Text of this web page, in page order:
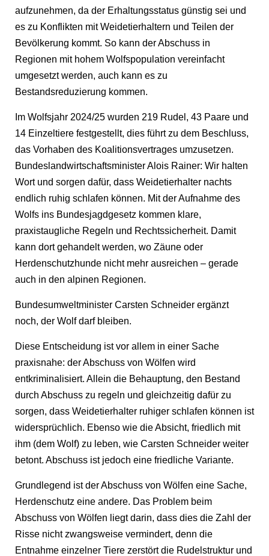
aufzunehmen, da der Erhaltungsstatus günstig sei und
es zu Konflikten mit Weidetierhaltern und Teilen der
Bevölkerung kommt. So kann der Abschuss in
Regionen mit hohem Wolfspopulation vereinfacht
umgesetzt werden, auch kann es zu
Bestandsreduzierung kommen.
Im Wolfsjahr 2024/25 wurden 219 Rudel, 43 Paare und
14 Einzeltiere festgestellt, dies führt zu dem Beschluss,
das Vorhaben des Koalitionsvertrages umzusetzen.
Bundeslandwirtschaftsminister Alois Rainer: Wir halten
Wort und sorgen dafür, dass Weidetierhalter nachts
endlich ruhig schlafen können. Mit der Aufnahme des
Wolfs ins Bundesjagdgesetz kommen klare,
praxistaugliche Regeln und Rechtssicherheit. Damit
kann dort gehandelt werden, wo Zäune oder
Herdenschutzhunde nicht mehr ausreichen – gerade
auch in den alpinen Regionen.
Bundesumweltminister Carsten Schneider ergänzt
noch, der Wolf darf bleiben.
Diese Entscheidung ist vor allem in einer Sache
praxisnahe: der Abschuss von Wölfen wird
entkriminalisiert. Allein die Behauptung, den Bestand
durch Abschuss zu regeln und gleichzeitig dafür zu
sorgen, dass Weidetierhalter ruhiger schlafen können ist
widersprüchlich. Ebenso wie die Absicht, friedlich mit
ihm (dem Wolf) zu leben, wie Carsten Schneider weiter
betont. Abschuss ist jedoch eine friedliche Variante.
Grundlegend ist der Abschuss von Wölfen eine Sache,
Herdenschutz eine andere. Das Problem beim
Abschuss von Wölfen liegt darin, dass dies die Zahl der
Risse nicht zwangsweise vermindert, denn die
Entnahme einzelner Tiere zerstört die Rudelstruktur und